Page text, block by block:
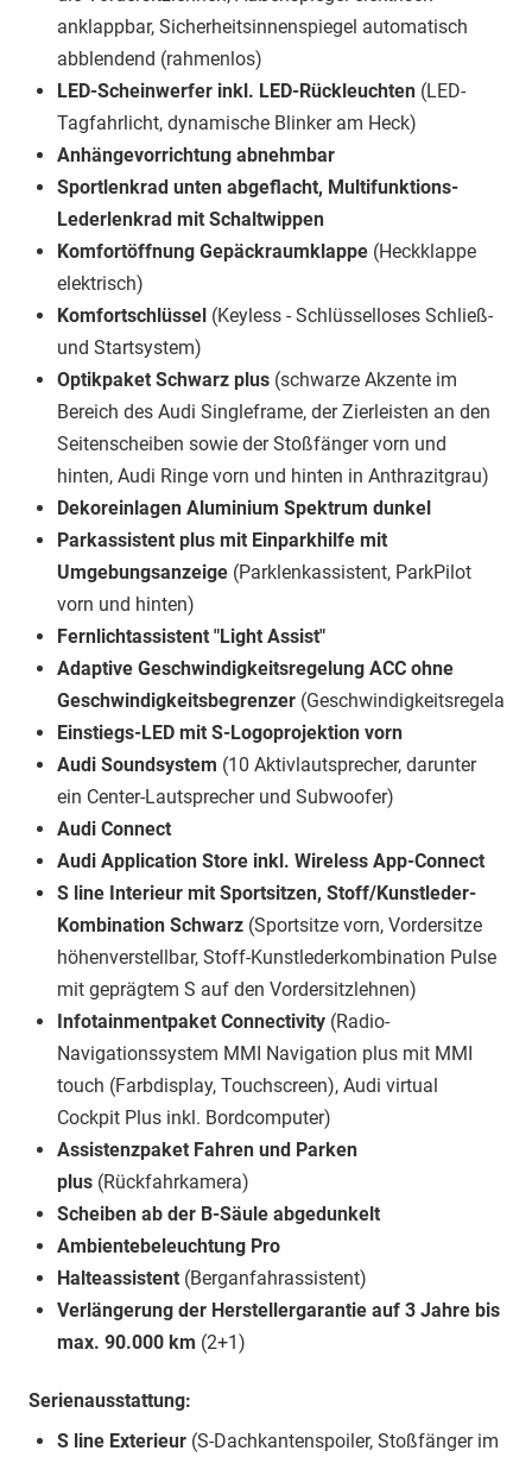
anklappbar, Sicherheitsinnenspiegel automatisch
abblendend (rahmenlos)
LED-Scheinwerfer inkl. LED-Rückleuchten (LED-
Tagfahrlicht, dynamische Blinker am Heck)
Anhängevorrichtung abnehmbar
Sportlenkrad unten abgeflacht, Multifunktions-
Lederlenkrad mit Schaltwippen
Komfortöffnung Gepäckraumklappe (Heckklappe
elektrisch)
Komfortschlüssel (Keyless - Schlüsselloses Schließ-
und Startsystem)
Optikpaket Schwarz plus (schwarze Akzente im
Bereich des Audi Singleframe, der Zierleisten an den
Seitenscheiben sowie der Stoßfänger vorn und
hinten, Audi Ringe vorn und hinten in Anthrazitgrau)
Dekoreinlagen Aluminium Spektrum dunkel
Parkassistent plus mit Einparkhilfe mit
Umgebungsanzeige (Parklenkassistent, ParkPilot
vorn und hinten)
Fernlichtassistent "Light Assist"
Adaptive Geschwindigkeitsregelung ACC ohne
Geschwindigkeitsbegrenzer
Einstiegs-LED mit S-Logoprojektion vorn
Audi Soundsystem (10 Aktivlautsprecher, darunter
ein Center-Lautsprecher und Subwoofer)
Audi Connect
Audi Application Store inkl. Wireless App-Connect
S line Interieur mit Sportsitzen, Stoff/Kunstleder-
Kombination Schwarz (Sportsitze vorn, Vordersitze
höhenverstellbar, Stoff-Kunstlederkombination Pulse
mit geprägtem S auf den Vordersitzlehnen)
Infotainmentpaket Connectivity (Radio-
Navigationssystem MMI Navigation plus mit MMI
touch (Farbdisplay, Touchscreen), Audi virtual
Cockpit Plus inkl. Bordcomputer)
Assistenzpaket Fahren und Parken
plus (Rückfahrkamera)
Scheiben ab der B-Säule abgedunkelt
Ambientebeleuchtung Pro
Halteassistent (Berganfahrassistent)
Verlängerung der Herstellergarantie auf 3 Jahre bis
max. 90.000 km (2+1)
Serienausstattung:
S line Exterieur (S-Dachkantenspoiler, Stoßfänger im